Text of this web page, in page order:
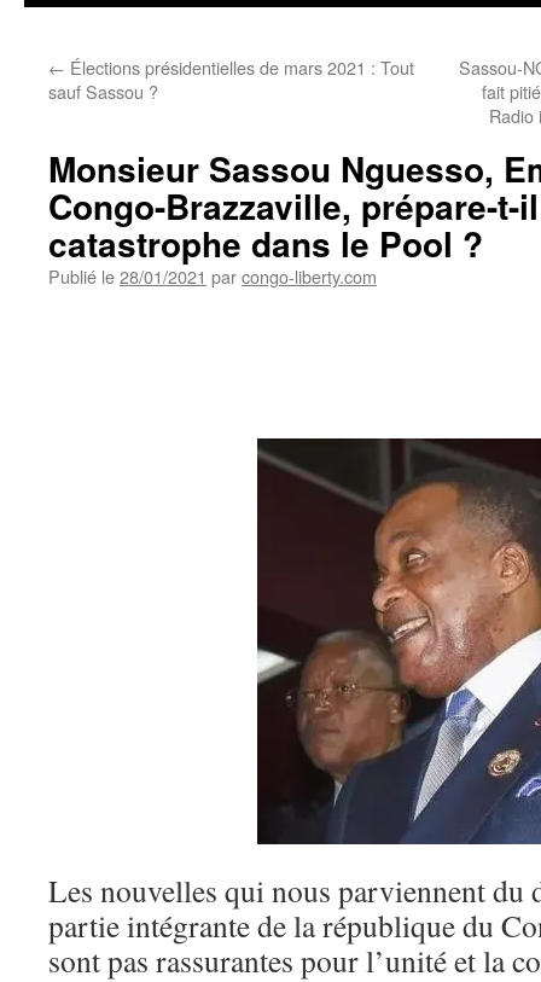
← Élections présidentielles de mars 2021 : Tout
sauf Sassou ?
Sassou-
fait
Radio
Monsieur Sassou Nguesso,
Congo-Brazzaville, prépare-t-
catastrophe dans le Pool ?
Publié le28/01/2021 parcongo-liberty.com
Les nouvelles qui nous parviennent du
partie intégrante de la république du
sont pas rassurantes pour l’unité et